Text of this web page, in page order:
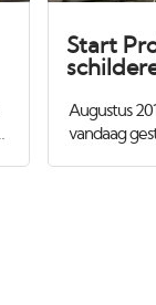
Start
Augustus
vandaag
Repair
zodat we